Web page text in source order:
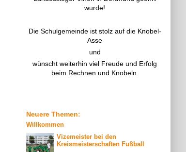
wurde!
Die Schulgemeinde ist stolz auf die Knobel-
Asse
und
wünscht weiterhin viel Freude und Erfolg
beim Rechnen und Knobeln.
Neuere Themen:
Willkommen
Vizemeister bei den
Kreismeisterschaften Fußball